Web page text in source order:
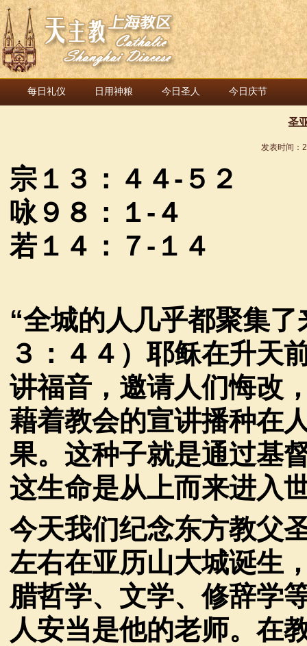
每日礼仪 日用神粮 今日圣人 今日庆节
圣
发表时间：
宗１３：４４- ５２
咏９８：１- ４
若１４：７ - １４
“全城的人几乎都聚集
３：４４）耶稣在升天
讲福音，邀请人们悔改
藉着教会的宣讲播种在
果。这种子就是通过基
这生命是从上而来进入
今天我们纪念东方教父
左右在亚历山大城诞生
腊哲学、文学、修辞学
人安当是他的老师。在